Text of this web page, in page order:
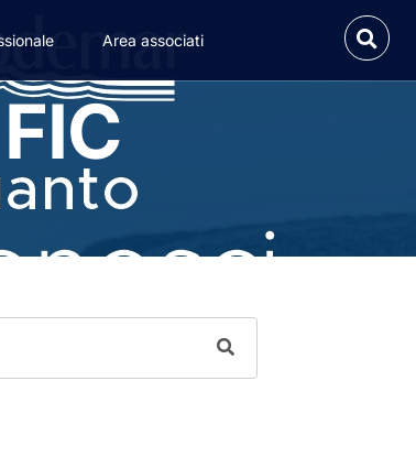
Area associati